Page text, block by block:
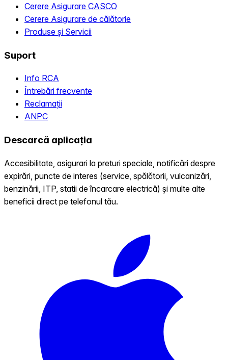
Cerere Asigurare CASCO
Cerere Asigurare de călătorie
Produse și Servicii
Suport
Info RCA
Întrebări frecvente
Reclamații
ANPC
Descarcă aplicația
Accesibilitate, asigurari la preturi speciale, notificări despre
expirări, puncte de interes (service, spălătorii, vulcanizări,
benzinării, ITP, statii de încarcare electrică) și multe alte
beneficii direct pe telefonul tău.